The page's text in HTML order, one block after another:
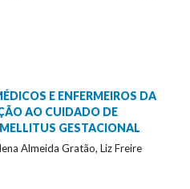
E ENFERMEIROS DA
AO CUIDADO DE
GESTACIONAL
Almeida Gratão, Liz Freire